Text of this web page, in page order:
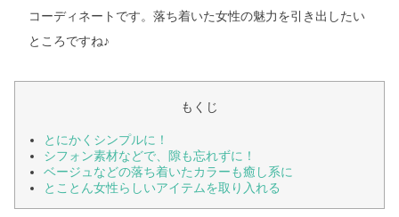
コーディネートです。落ち着いた女性の魅力を引き出したい
ところですね♪
もくじ
とにかくシンプルに！
シフォン素材などで、隙も忘れずに！
ベージュなどの落ち着いたカラーも癒し系に
とことん女性らしいアイテムを取り入れる